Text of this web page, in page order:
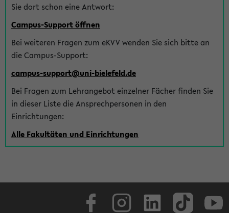
Sie dort schon eine Antwort:
Campus-Support öffnen
Bei weiteren Fragen zum eKVV wenden Sie sich bitte an
die Campus-Support:
campus-support@uni-bielefeld.de
Bei Fragen zum Lehrangebot einzelner Fächer finden Sie
in dieser Liste die Ansprechpersonen in den
Einrichtungen:
Alle Fakultäten und Einrichtungen